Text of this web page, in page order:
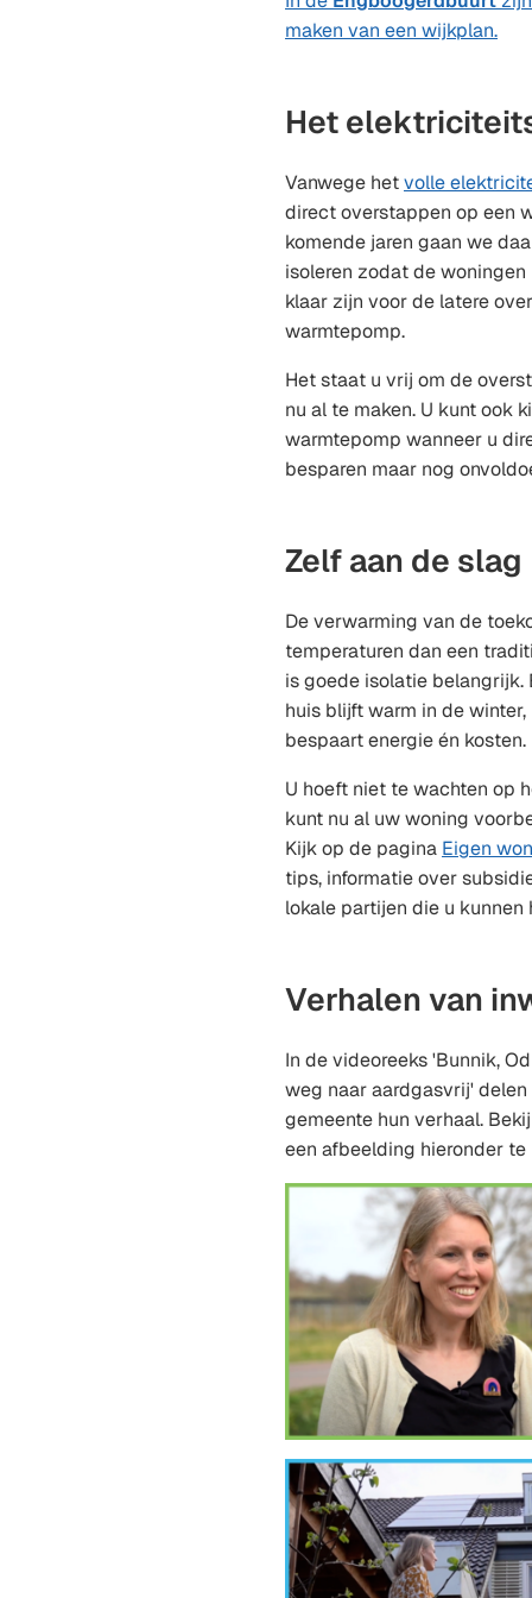
maken van een wijkplan.
Het
Vanwege hetvolle
direct overstappen op een
komende jaren gaan we
isoleren zodat de
klaar zijn voor de latere
warmtepomp.
Het staat u vrij om de
nu al te maken. U kunt ook
warmtepomp wanneer u
besparen maar nog
Zelf aan de slag
De verwarming van de
temperaturen dan een
is goede isolatie belangrijk.
huis blijft warm in de
bespaart energie én kosten.
U hoeft niet te wachten op
kunt nu al uw woning
Kijk op de pagina Eigen
tips, informatie over
lokale partijen die u kunnen
Verhalen van
In de videoreeks 'Bunnik,
weg naar aardgasvrij'
gemeente hun verhaal.
een afbeelding hieronder te
(Verwijst
naar
een
externe
website)